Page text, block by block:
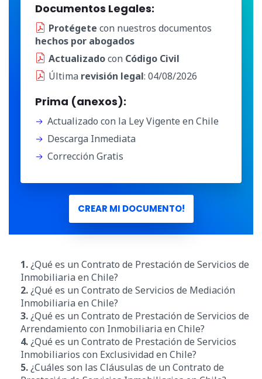
Documentos Legales:
Protégete con nuestros documentos
hechos por abogados
Actualizadocon Código Civil
Última revisión legal: 04/08/2026
Prima (anexos):
Actualizado con la Ley Vigente en Chile
Descarga Inmediata
Corrección Gratis
CREAR MI DOCUMENTO!
1.¿Qué es un Contrato de Prestación de Servicios de
Inmobiliaria en Chile?
2.¿Qué es un Contrato de Servicios de Mediación
Inmobiliaria en Chile?
3.¿Qué es un Contrato de Prestación de Servicios de
Arrendamiento con Inmobiliaria en Chile?
4.¿Qué es un Contrato de Prestación de Servicios
Inmobiliarios con Exclusividad en Chile?
5.¿Cuáles son las Cláusulas de un Contrato de